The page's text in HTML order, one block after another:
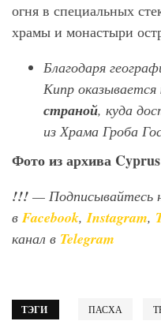
огня в специальных
храмы и монастыри
Благодаря
Кипр оказывается
страной, куда
из Храма Гроба
Фотоизархива
!!! — Подписывайтесь
вFacebook,Instagram,
канал в Telegram
ТЭГИ ПАСХА